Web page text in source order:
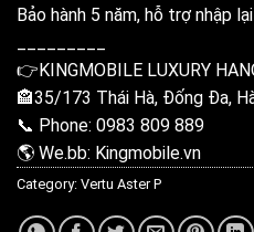
Bảo hành 5 năm, hỗ trợ nhập
👉KINGMOBILE LUXURY
🏤35/173 Thái Hà, Đống Đa,
📞 Phone: 0983 809 889
🌎 We.bb: Kingmobile.vn
Category: Vertu Aster P